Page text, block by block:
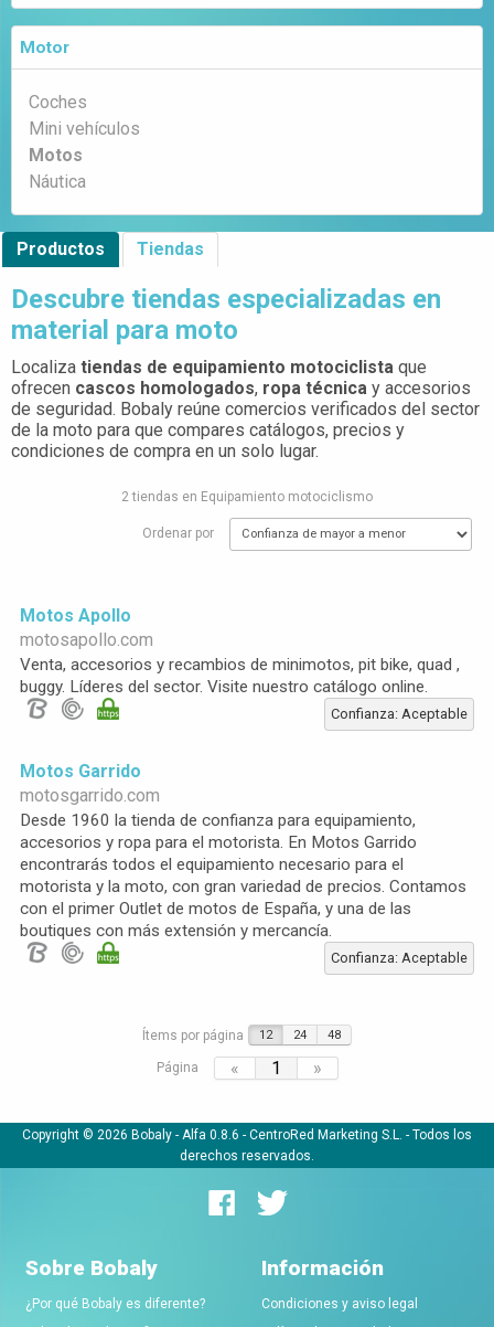
Motor
Coches
Mini vehículos
Motos
Náutica
Productos Tiendas
Descubre tiendas especializadas en
material para moto
Localiza tiendas de equipamiento motociclista que
ofrecen cascos homologados, ropa técnica y accesorios
de seguridad. Bobaly reúne comercios verificados del sector
de la moto para que compares catálogos, precios y
condiciones de compra en un solo lugar.
2 tiendas en Equipamiento motociclismo
Ordenar por
Motos Apollo
motosapollo.com
Venta, accesorios y recambios de minimotos, pit bike, quad ,
buggy. Líderes del sector. Visite nuestro catálogo online.
Confianza: Aceptable
Motos Garrido
motosgarrido.com
Desde 1960 la tienda de confianza para equipamiento,
accesorios y ropa para el motorista. En Motos Garrido
encontrarás todos el equipamiento necesario para el
motorista y la moto, con gran variedad de precios. Contamos
con el primer Outlet de motos de España, y una de las
boutiques con más extensión y mercancía.
Confianza: Aceptable
Ítems por página 12 24 48
Página « 1 »
Copyright © 2026 Bobaly - Alfa 0.8.6 - CentroRed Marketing S.L. - Todos los
derechos reservados.
Sobre Bobaly
¿Por qué Bobaly es diferente?
Información
Condiciones y aviso legal